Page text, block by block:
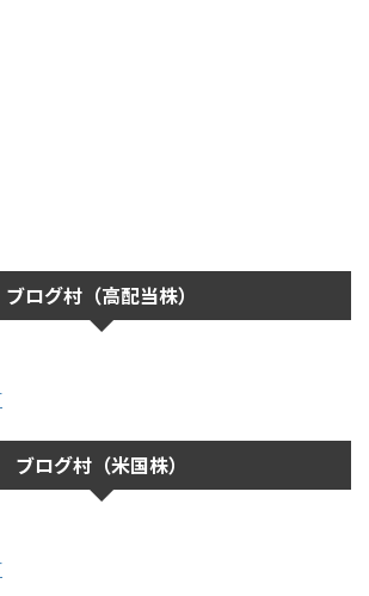
ブログ村（高配当株）
ブログ村（米国株）